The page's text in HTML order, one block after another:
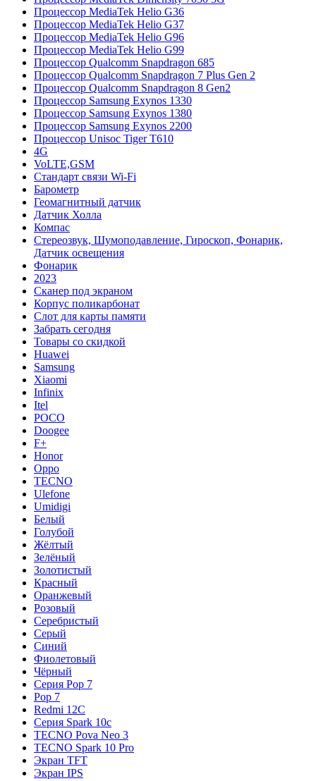
Процессор MediaTek Helio G36
Процессор MediaTek Helio G37
Процессор MediaTek Helio G96
Процессор MediaTek Helio G99
Процессор Qualcomm Snapdragon 685
Процессор Qualcomm Snapdragon 7 Plus Gen 2
Процессор Qualcomm Snapdragon 8 Gen2
Процессор Samsung Exynos 1330
Процессор Samsung Exynos 1380
Процессор Samsung Exynos 2200
Процессор Unisoc Tiger T610
4G
VoLTE,GSM
Cтандарт связи Wi-Fi
Барометр
Геомагнитный датчик
Датчик Холла
Компас
Стереозвук, Шумоподавление, Гироскоп, Фонарик,
Датчик освещения
Фонарик
2023
Сканер под экраном
Корпус поликарбонат
Слот для карты памяти
Забрать сегодня
Товары со скидкой
Huawei
Samsung
Xiaomi
Infinix
Itel
POCO
Doogee
F+
Honor
Oppo
TECNO
Ulefone
Umidigi
Белый
Голубой
Жёлтый
Зелёный
Золотистый
Красный
Оранжевый
Розовый
Серебристый
Серый
Синий
Фиолетовый
Чёрный
Серия Pop 7
Pop 7
Redmi 12C
Серия Spark 10c
TECNO Pova Neo 3
TECNO Spark 10 Pro
Экран TFT
Экран IPS